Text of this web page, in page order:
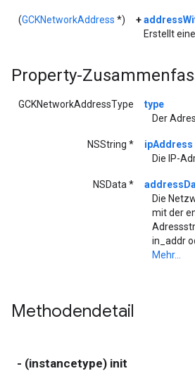
(GCKNetworkAddress *) +
Erstellt
Property-
GCKNetworkAddressType
type
Der
NSString *
ipAddress
Die IP-
NSData *
Die
mit der
in_addr
Mehr...
Methodendetail
- (instancetype) init